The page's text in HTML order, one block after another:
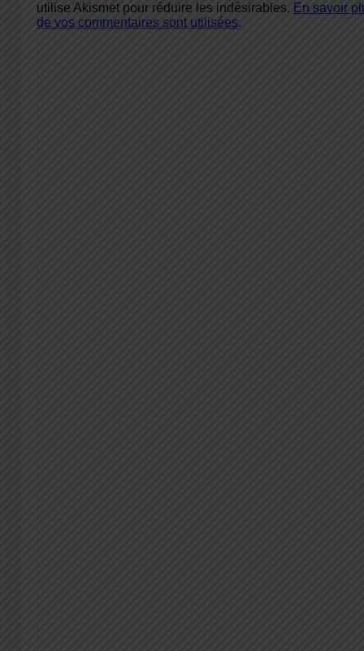
utilise Akismet pour réduire les indésirables. En savoir
de vos commentaires sont utilisées.